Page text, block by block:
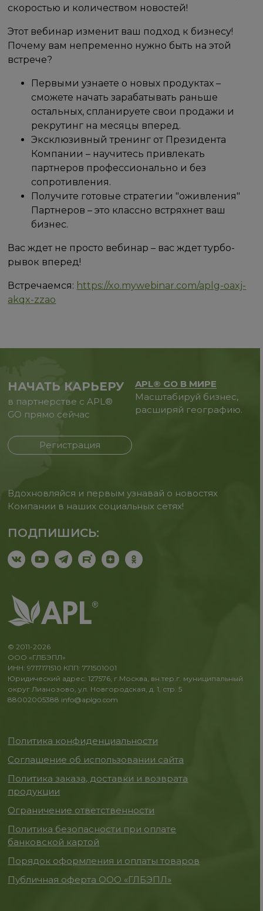
скоростью и количеством новостей!
Этот вебинар изменит ваш подход к бизнесу!
Почему вам непременно нужно быть на этой
встрече?
Первыми узнаете о новых продуктах –
сможете начать зарабатывать раньше
остальных, спланируете свои продажи и
рекрутинг на месяцы вперед.
Эксклюзивный тренинг от Президента
Компании – научитесь привлекать
партнеров профессионально и без
сопротивления.
Получите готовые стратегии "оживления"
Партнеров – это классно встряхнет ваш
бизнес.
Вас ждет не просто вебинар – вас ждет турбо-
рывок вперед!
Встречаемся: https://xo.mywebinar.com/aplg-oaxj-
akqx-zzao
НАЧАТЬ КАРЬЕРУ
в партнерстве с APL®
GO прямо сейчас
Регистрация
APL® GO В МИРЕ
Масштабируй бизнес,
расширяй географию.
Вдохновляйся и первым узнавай о новостях
Компании в наших социальных сетях!
ПОДПИШИСЬ:
© 2011-2026
ООО «ГЛБЭПЛ»
ИНН: 9717171510 КПП: 771501001
Юридический адрес: 127576, г.Москва, вн.тер.г. муниципальный
округ Лианозово, ул. Новгородская, д. 1, стр. 5
88002005388 info@aplgo.com
Политика конфиденциальности
Соглашение об использовании сайта
Политика заказа, доставки и возврата
продукции
Ограничение ответственности
Политика безопасности при оплате
банковской картой
Порядок оформления и оплаты товаров
Публичная оферта ООО «ГЛБЭПЛ»